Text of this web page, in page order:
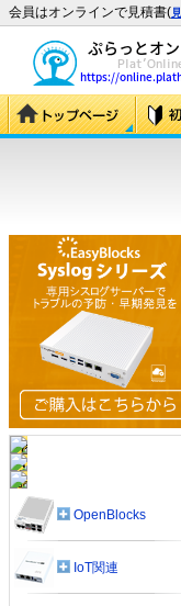
会員はオンラインで見積書(
OpenBlocks
IoT関連